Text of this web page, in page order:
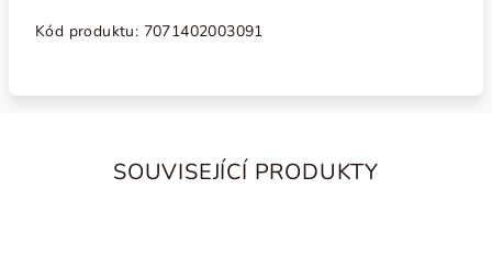
Kód produktu: 7071402003091
SOUVISEJÍCÍ PRODUKTY